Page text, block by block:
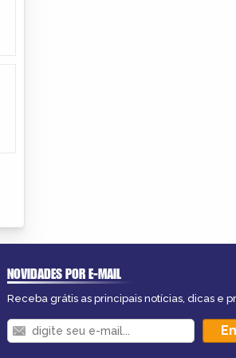
NOVIDADES POR E-MAIL
Receba grátis as principais notícias, dicas e